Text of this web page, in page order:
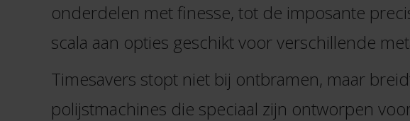
onderdelen met finesse, tot de imposante
scala aan opties geschikt voor verschillende
Timesavers stopt niet bij ontbramen, maar
polijstmachines die speciaal zijn ontworpen